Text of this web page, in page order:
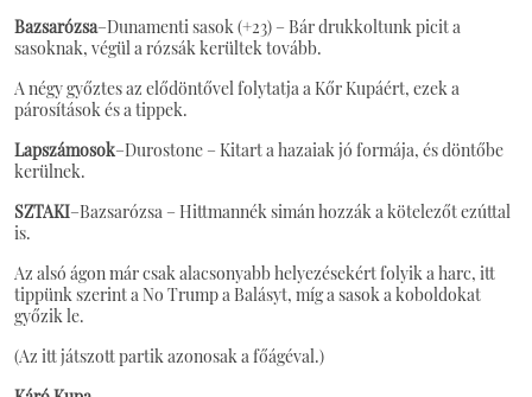
Bazsarózsa–Dunamenti sasok (+23) – Bár drukkoltunk picit a
sasoknak, végül a rózsák kerültek tovább.
A négy győztes az elődöntővel folytatja a Kőr Kupáért, ezek a
párosítások és a tippek.
Lapszámosok–Durostone – Kitart a hazaiak jó formája, és döntőbe
kerülnek.
SZTAKI–Bazsarózsa – Hittmannék simán hozzák a kötelezőt ezúttal
is.
Az alsó ágon már csak alacsonyabb helyezésekért folyik a harc, itt
tippünk szerint a No Trump a Balásyt, míg a sasok a koboldokat
győzik le.
(Az itt játszott partik azonosak a főágéval.)